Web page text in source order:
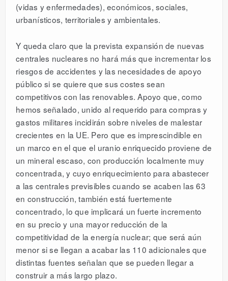
(vidas y enfermedades), económicos, sociales,
urbanísticos, territoriales y ambientales.
Y queda claro que la prevista expansión de nuevas
centrales nucleares no hará más que incrementar los
riesgos de accidentes y las necesidades de apoyo
público si se quiere que sus costes sean
competitivos con las renovables. Apoyo que, como
hemos señalado, unido al requerido para compras y
gastos militares incidirán sobre niveles de malestar
crecientes en la UE. Pero que es imprescindible en
un marco en el que el uranio enriquecido proviene de
un mineral escaso, con producción localmente muy
concentrada, y cuyo enriquecimiento para abastecer
a las centrales previsibles cuando se acaben las 63
en construcción, también está fuertemente
concentrado, lo que implicará un fuerte incremento
en su precio y una mayor reducción de la
competitividad de la energía nuclear; que será aún
menor si se llegan a acabar las 110 adicionales que
distintas fuentes señalan que se pueden llegar a
construir a más largo plazo.